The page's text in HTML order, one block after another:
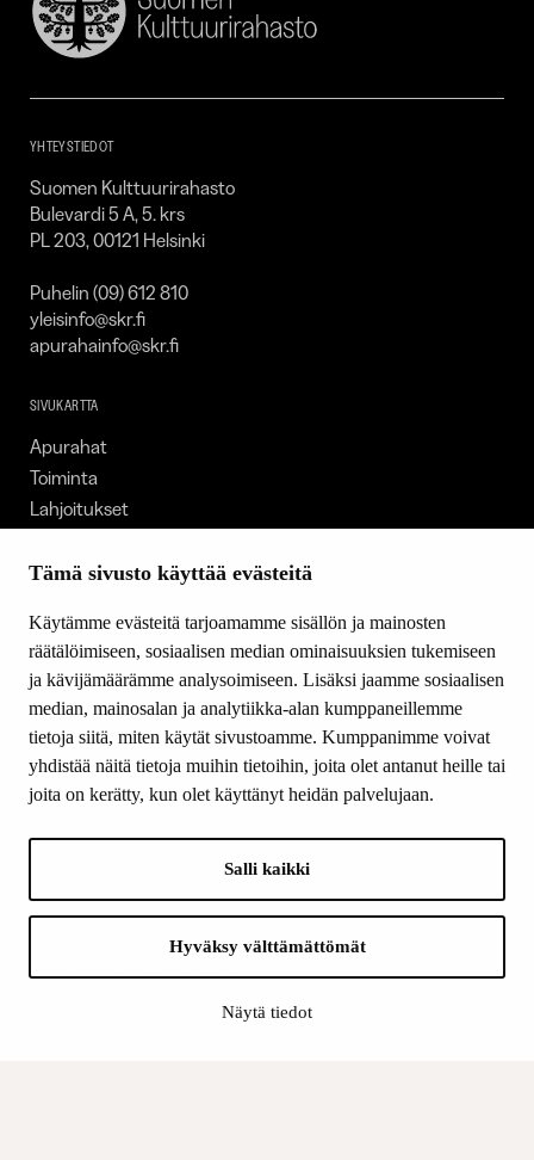
Tämä sivusto käyttää evästeitä
Käytämme evästeitä tarjoamamme sisällön ja mainosten
räätälöimiseen, sosiaalisen median ominaisuuksien tukemiseen
ja kävijämäärämme analysoimiseen. Lisäksi jaamme sosiaalisen
median, mainosalan ja analytiikka-alan kumppaneillemme
tietoja siitä, miten käytät sivustoamme. Kumppanimme voivat
yhdistää näitä tietoja muihin tietoihin, joita olet antanut heille tai
joita on kerätty, kun olet käyttänyt heidän palvelujaan.
Salli kaikki
Hyväksy välttämättömät
Näytä tiedot
Suomen
Kulttuurirahasto
YHTEYSTIEDOT
Suomen Kulttuurirahasto
Bulevardi 5 A, 5. krs
PL 203, 00121 Helsinki
Puhelin (09) 612 810
yleisinfo@skr.fi
apurahainfo@skr.fi
SIVUKARTTA
Apurahat
Toiminta
Lahjoitukset
Ajankohtaista
Yhteystiedot
SEURAA MEITÄ
Facebook
Instagram
LinkedIn
Suomen Kulttuurirahasto: